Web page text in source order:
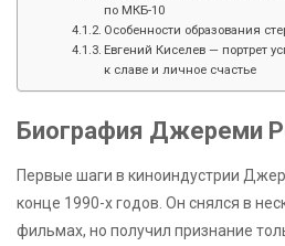
по МКБ-10
Особенности образования
Евгений Киселев — портрет
к славе и личное счастье
Биография Джереми
Первые шаги в киноиндустрии
конце 1990-х годов. Он снялся в
фильмах, но получил признание